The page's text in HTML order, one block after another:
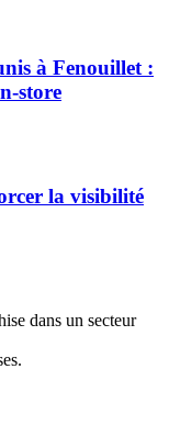
à Fenouillet :
store
la visibilité
dans un secteur